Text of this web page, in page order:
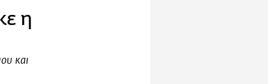
Εξομολογήσεις
Blogs
Απώλειες
η
και